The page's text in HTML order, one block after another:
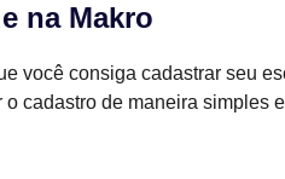
na Makro
você consiga cadastrar seu
cadastro de maneira simples